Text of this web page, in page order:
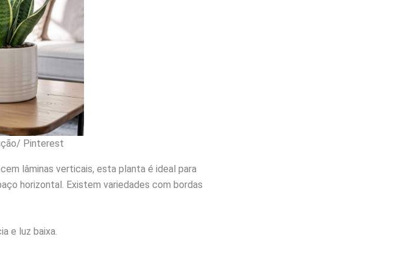
Pinterest
lâminas verticais, esta planta é ideal para
horizontal. Existem variedades com bordas
e luz baixa.